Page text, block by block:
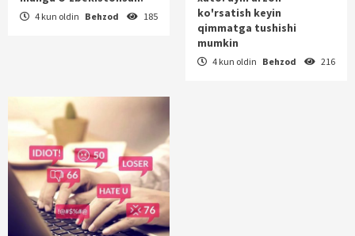
4 kun oldin Behzod 185
ko'rsatish keyin
qimmatga tushishi
mumkin
4 kun oldin Behzod 216